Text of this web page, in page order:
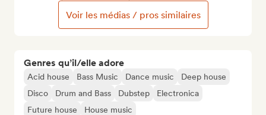
Genres qu’il/elle adore
Acid house Bass Music Dance music
Deep house
Disco
Drum and Bass Dubstep
Electronica
Future house
House music
Voir les médias / pros similaires